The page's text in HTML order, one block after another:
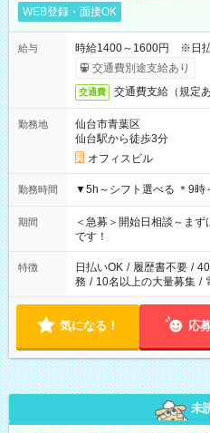
WEB登録・面接OK
給与
時給1400～1600円 ※日
交通費別途支給あり
交通費 交通費支給（規定あ
勤務地
仙台市青葉区
仙台駅から徒歩3分
オフィスビル
勤務時間 ▼5h～シ
期間
＜急募＞開始日相談～ま
です！
特徴 日払いOK / 履歴書不要 /
務 / 10名以上の大量募集 /
気になる！ 応
未